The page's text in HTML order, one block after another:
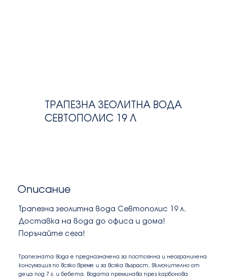
ТРАПЕЗНА ЗЕОЛИТНА ВОДА
СЕВТОПОЛИС 19 Л
Описание
Трапезна зеолитна вода Севтополис 19 л.
Доставка на вода до офиса и дома!
Поръчайте сега!
Трапезната вода е предназначена за постоянна и неограничена
консумация по всяко време и за всяка възраст, включително от
деца под 7 г. и бебета. Водата преминава през карбонова